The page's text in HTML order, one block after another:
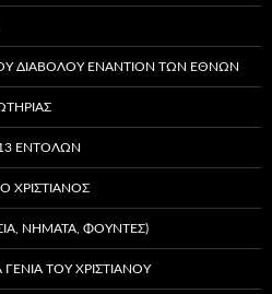
ΔΙΑΒΌΛΟΥ ΕΝΑΝΤΊΟΝ ΤΩΝ ΕΘΝΏΝ
ΕΝΤΟΛΏΝ
ΧΡΙΣΤΙΑΝΌΣ
ΝΉΜΑΤΑ, ΦΟΎΝΤΕΣ)
ΤΟΥ ΧΡΙΣΤΙΑΝΟΎ